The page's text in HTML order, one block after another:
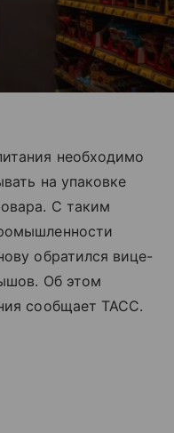
необходимо
на упаковке
С таким
обратился вице-
Об этом
сообщает ТАСС.